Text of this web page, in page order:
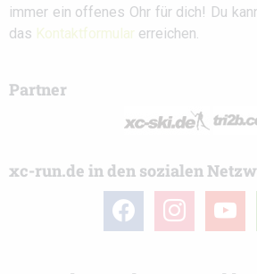
immer ein offenes Ohr für dich! Du
das Kontaktformular erreichen.
Partner
xc-run.de in den sozialen
facebook instagram youtube